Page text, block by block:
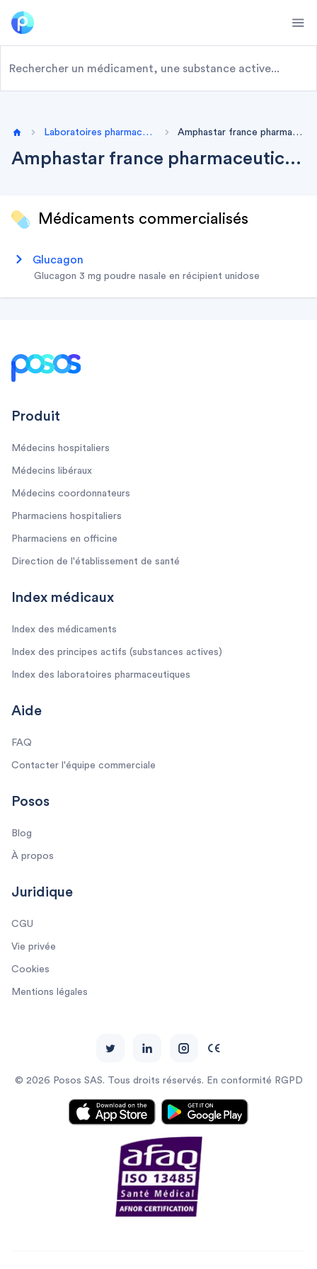
Home
Laboratoires pharmaceutiques Amphastar france pharmaceuticals
Amphastar france pharmaceuticals
Médicaments commercialisés
glucagon
glucagon 3 mg poudre nasale en récipient unidose
© 2026 Posos SAS. Tous droits réservés. En conformité RGPD
Produit
Médecins hospitaliers
Médecins libéraux
Médecins coordonnateurs
Pharmaciens hospitaliers
Pharmaciens en officine
Direction de l'établissement de santé
Index médicaux
Index des médicaments
Index des principes actifs (substances actives)
Index des laboratoires pharmaceutiques
Aide
FAQ
Contacter l'équipe commerciale
Posos
Blog
À propos
Juridique
CGU
Vie privée
Cookies
Mentions légales